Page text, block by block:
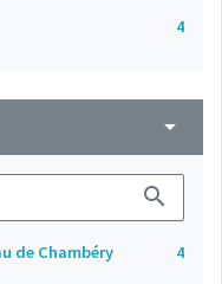
4
arrow_drop_down
search
de Chambéry 4